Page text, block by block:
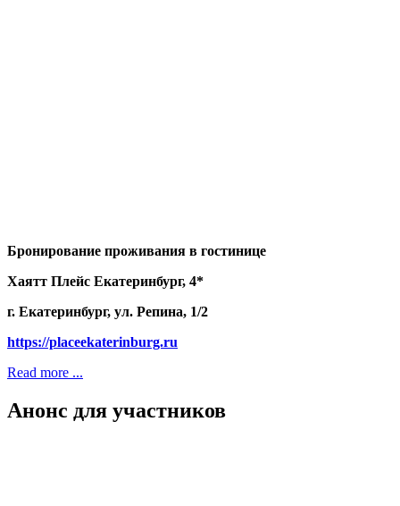
Бронирование проживания в гостинице
Хаятт Плейс Екатеринбург, 4*
г. Екатеринбург, ул. Репина, 1/2
https://placeekaterinburg.ru
Read more ...
Анонс для участников